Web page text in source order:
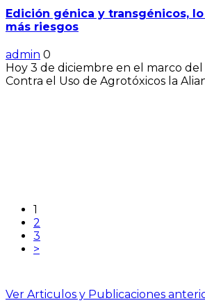
Edición génica y transgénicos,
más riesgos
admin 0
Hoy 3 de diciembre en el marco del
Contra el Uso de Agrotóxicos la
1
2
3
>
Ver Articulos y Publicaciones